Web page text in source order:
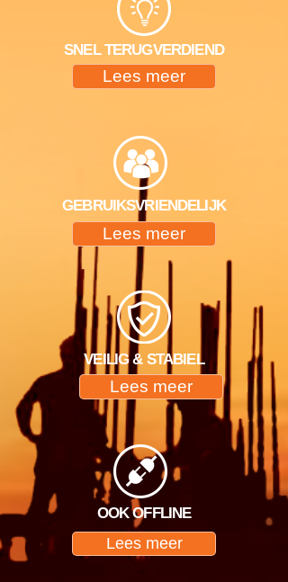
SNEL TERUGVERDIEND
Lees meer
GEBRUIKSVRIENDELIJK
Lees meer
VEILIG & STABIEL
Lees meer
OOK OFFLINE
Lees meer